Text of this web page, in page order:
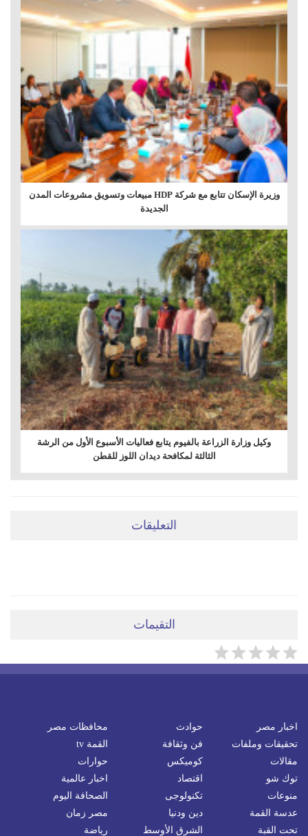
وزيرة الإسكان تتابع مع شركة HDP مبيعات وتسويق مشروعات المدن
الجديدة
وكيل وزارة الزراعة بالفيوم يتابع فعاليات الأسبوع الأول من الرشة
الثالثة لمكافحة ديدان اللوز للقطن
التعليقات
التقيمات
اخبار مصر حوادث
محافظات مصر
تحقيقات وملفات
فن وثقافة
القمة tv
مقالات
كوميكس
حوارات
توك شو
اقتصاد
اخبار عالمية
منوعات
تكنولوجى
الصحافة اليوم
عدسة القمة
دين ودنيا
مصر زمان
تحت القبة
الشرق الأوسط رياضة